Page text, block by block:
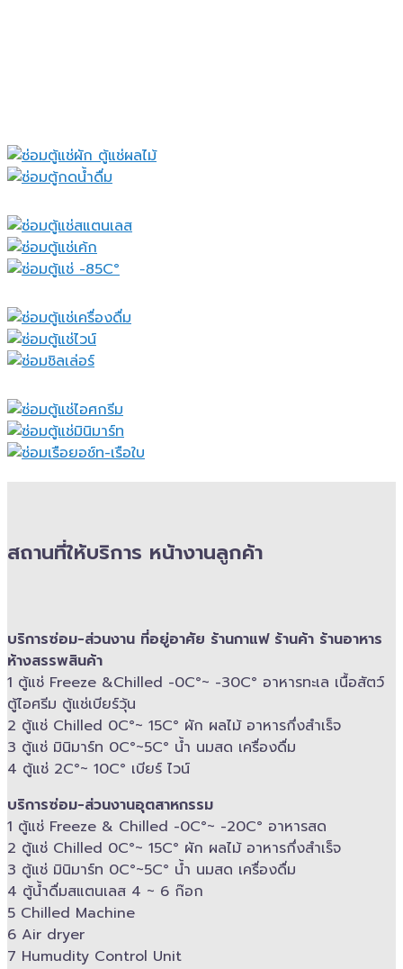
สถานที่ให้บริการ หน้างานลูกค้า
บริการซ่อม-​ส่วนงาน ที่อยู่อาศัย ร้านกาแฟ ร้านค้า ร้านอาหาร
ห้างสรรพสินค้า
1 ตู้แช่ Freeze &​Chilled -​0C°~ -​30C° อาหารทะเล เนื้อสัตว์
ตู้ไอศรีม ตู้แช่เบียร์วุ้น
2 ตู้แช่ Chilled​ 0C°~ 15C° ผัก ผลไม้ อาหารกึ่งสำเร็จ
3 ตู้แช่​ มินิมาร์ท 0C°~5C° น้ำ นมสด เครื่องดื่ม
4 ตู้แช่ 2C°~ 10​C° เบียร์ ไวน์
บริการซ่อม-​ส่วนงานอุตสาหกรรม
1 ตู้แช่ Freeze &​ Chilled -​0C°~ -​20C° อาหารสด
2 ตู้แช่ Chilled​ 0C°~ 15C° ผัก ผลไม้ อาหารกึ่งสำเร็จ
3 ตู้แช่​ มินิมาร์ท 0C°~5C° น้ำ นมสด เครื่องดื่ม
4 ตู้น้ำดื่มสแตนเลส​ 4 ~ 6 ก๊อก
5 Chilled Mac​hine
6 Air dryer
7 Humudity Control Unit